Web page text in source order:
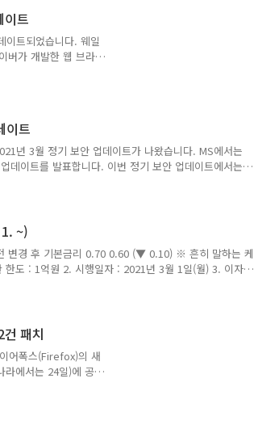
을 보면 낮음이거나
도 잘 잡는 좋은 백..
트
트되었습니다. 웨일
버가 개발한 웹 브라우
니다. v2.9.115.7
팅창과 참가자 리스
해결 - 웨일온 사용
오류 해결 -
이트
년 3월 정기 보안 업데이트가 나왔습니다. MS에서는
데이트를 발표합니다. 이번 정기 보안 업데이트에서는
취약점을 포함하여 모두 82건의 보안 취약점이 발견
는 윈도우 업데이트가 크게 두 종류로 구분됩니다. 1)
* 예를 들어, Windows 10 Version 20H2에 대한 누..
~)
변경 후 기본금리 0.70 0.60 (▼ 0.10) ※ 흔히 말하는 케
도 : 1억원 2. 시행일자 : 2021년 3월 1일(월) 3. 이자는
지 이자를 계산하여 매월 네 번째 토요일에 지급) ※
(O), 이자의 지급 (X) 4. 케이뱅크 플러스박스에 대한
0..패치
어폭스(Firefox)의 새
라에서는 24일)에 공개
Support
과 달리 파이어폭스